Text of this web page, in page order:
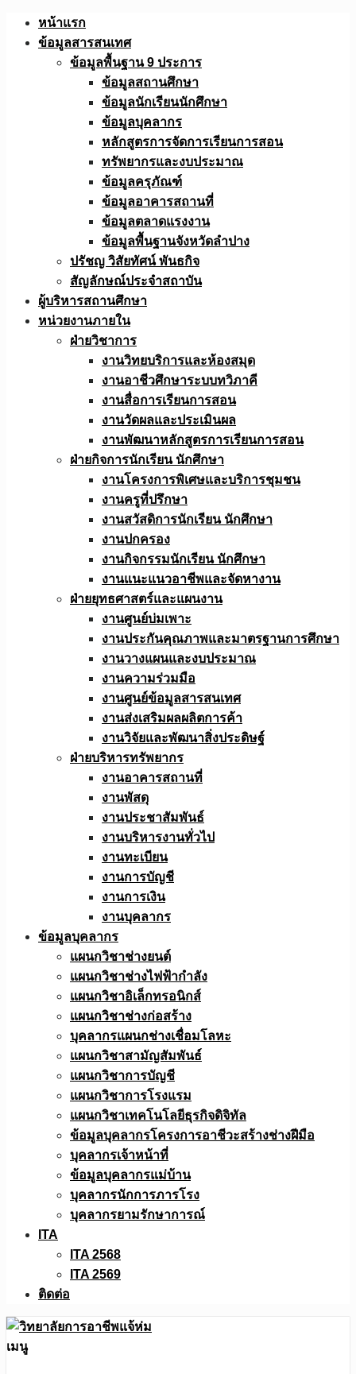
Skip
หน้าแรก
ข้อมูลสารสนเทศ
ข้อมูลพื้นฐาน 9 ประการ
ข้อมูลสถานศึกษา
ข้อมูลนักเรียนนักศึกษา
ข้อมูลบุคลากร
หลักสูตรการจัดการเรียนการสอน
ทรัพยากรและงบประมาณ
ข้อมูลครุภัณฑ์
ข้อมูลอาคารสถานที่
ข้อมูลตลาดแรงงาน
ข้อมูลพื้นฐานจังหวัดลำปาง
ปรัชญ วิสัยทัศน์ พันธกิจ
สัญลักษณ์ประจำสถาบัน
ผู้บริหารสถานศึกษา
หน่วยงานภายใน
ฝ่ายวิชาการ
งานวิทยบริการและห้องสมุด
งานอาชีวศึกษาระบบทวิภาคี
งานสื่อการเรียนการสอน
งานวัดผลและประเมินผล
งานพัฒนาหลักสูตรการเรียนการสอน
ฝ่ายกิจการนักเรียน นักศึกษา
งานโครงการพิเศษและบริการชุมชน
งานครูที่ปรึกษา
งานสวัสดิการนักเรียน นักศึกษา
งานปกครอง
งานกิจกรรมนักเรียน นักศึกษา
งานแนะแนวอาชีพและจัดหางาน
ฝ่ายยุทธศาสตร์และแผนงาน
งานศูนย์บ่มเพาะ
งานประกันคุณภาพและมาตรฐานการศึกษา
งานวางแผนและงบประมาณ
งานความร่วมมือ
งานศูนย์ข้อมูลสารสนเทศ
งานส่งเสริมผลผลิตการค้า
งานวิจัยและพัฒนาสิ่งประดิษฐ์
ฝ่ายบริหารทรัพยากร
งานอาคารสถานที่
งานพัสดุ
งานประชาสัมพันธ์
งานบริหารงานทั่วไป
งานทะเบียน
งานการบัญชี
งานการเงิน
งานบุคลากร
ข้อมูลบุคลากร
แผนกวิชาช่างยนต์
แผนกวิชาช่างไฟฟ้ากำลัง
แผนกวิชาอิเล็กทรอนิกส์
แผนกวิชาช่างก่อสร้าง
บุคลากรแผนกช่างเชื่อมโลหะ
แผนกวิชาสามัญสัมพันธ์
แผนกวิชาการบัญชี
แผนกวิชาการโรงแรม
แผนกวิชาเทคโนโลยีธุรกิจดิจิทัล
ข้อมูลบุคลากรโครงการอาชีวะสร้างช่างฝีมือ
บุคลากรเจ้าหน้าที่
ข้อมูลบุคลากรแม่บ้าน
บุคลากรนักการภารโรง
บุคลากรยามรักษาการณ์
ITA
ITA 2568
ITA 2569
ติดต่อ
เมนู